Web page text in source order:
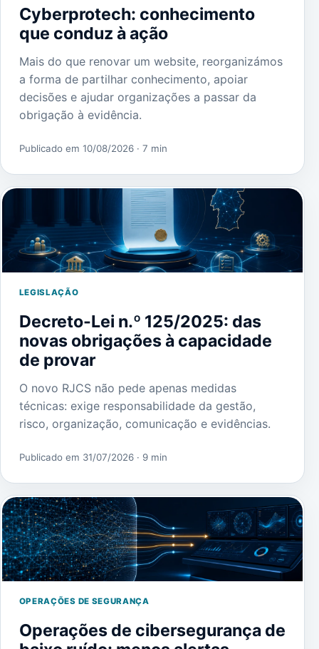
Cyberprotech: conhecimento
que conduz à ação
Mais do que renovar um website, reorganizámos
a forma de partilhar conhecimento, apoiar
decisões e ajudar organizações a passar da
obrigação à evidência.
Publicado em 10/08/2026· 7 min
LEGISLAÇÃO
Decreto-Lei n.º 125/2025: das
novas obrigações à capacidade
de provar
O novo RJCS não pede apenas medidas
técnicas: exige responsabilidade da gestão,
risco, organização, comunicação e evidências.
Publicado em 31/07/2026· 9 min
OPERAÇÕES DE SEGURANÇA
Operações de cibersegurança de